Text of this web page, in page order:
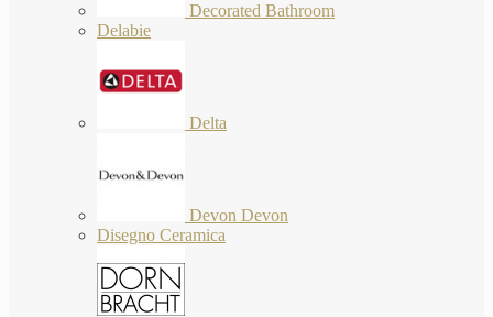
Decorated Bathroom
Delabie
Delta
Devon Devon
Disegno Ceramica